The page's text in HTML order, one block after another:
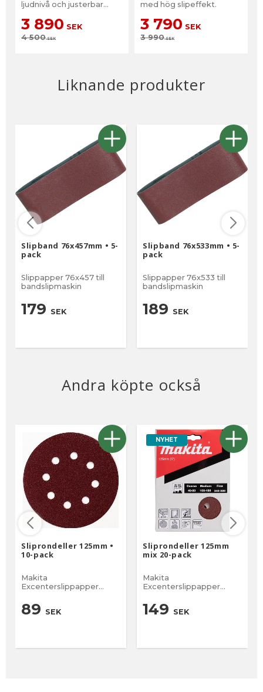
ljudnivå och justerbar
väska ingår
3 890 SEK
4 500SEK
med hög slipeffekt.
3 790 SEK
3 990SEK
Liknande produkter
Slipband 76x457mm • 5-
pack
Slippapper 76x457 till
bandslipmaskin
179 SEK
Slipband 76x533mm • 5-
pack
Slippapper 76x533 till
bandslipmaskin
189 SEK
Andra köpte också
Sliprondeller 125mm •
10-pack
Makita
Excenterslippapper
89 SEK
NYHET
Sliprondeller 125mm
mix 20-pack
Makita
Excenterslippapper
149 SEK